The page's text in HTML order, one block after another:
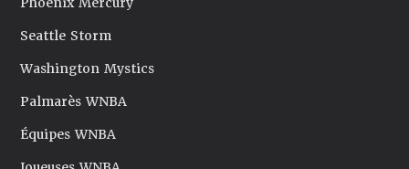
Seattle Storm
Washington Mystics
Palmarès WNBA
Équipes WNBA